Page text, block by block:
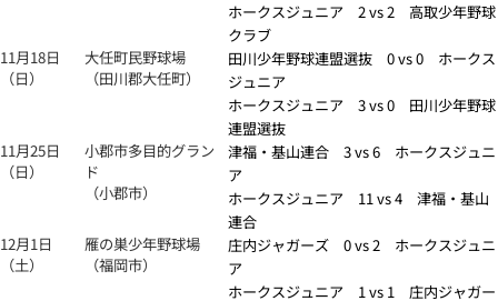
ホークスジュニア 2 vs 2 高取少年野球
クラブ
11月18日
（日）
大任町民野球場
（田川郡大任町）
田川少年野球連盟選抜 0 vs 0 ホークス
ジュニア
ホークスジュニア 3 vs 0 田川少年野球
連盟選抜
11月25日
（日）
小郡市多目的グラン
ド
（小郡市）
津福・基山連合 3 vs 6 ホークスジュニ
ア
ホークスジュニア 11 vs 4 津福・基山
連合
12月1日
（土）
雁の巣少年野球場
（福岡市）
庄内ジャガーズ 0 vs 2 ホークスジュニ
ア
ホークスジュニア 1 vs 1 庄内ジャガー